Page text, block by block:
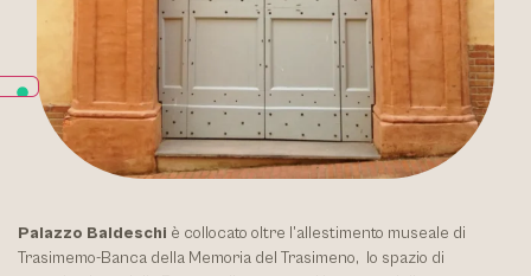
Palazzo Baldeschi è collocato oltre l’allestimento museale di
Trasimemo-Banca della Memoria del Trasimeno, lo spazio di